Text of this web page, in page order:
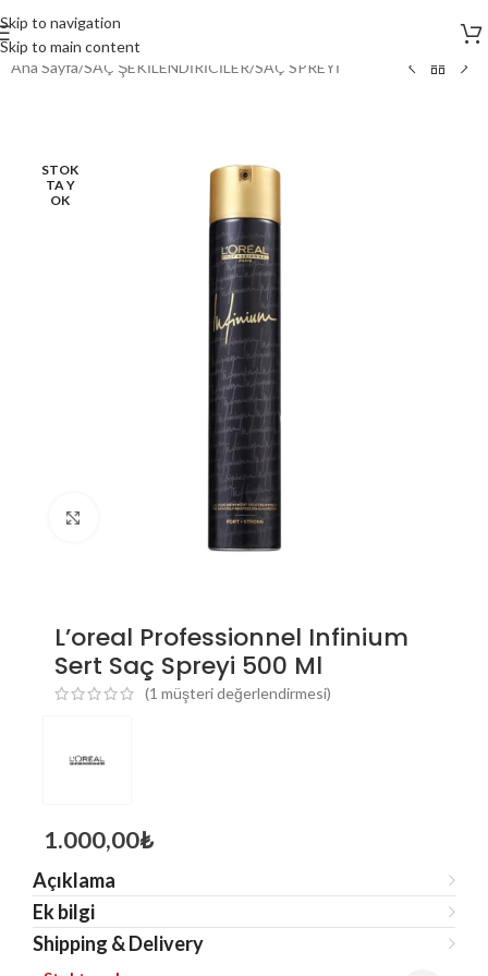
Skip to navigation
Skip to main content
Ana Sayfa/SAÇ ŞEKİLENDİRİCİLER/SAÇ SPREYİ
STOK
TA Y
OK
L’oreal Professionnel Infinium
Sert Saç Spreyi 500 Ml
(1 müşteri değerlendirmesi)
1.000,00₺
Açıklama
Ek bilgi
Shipping & Delivery